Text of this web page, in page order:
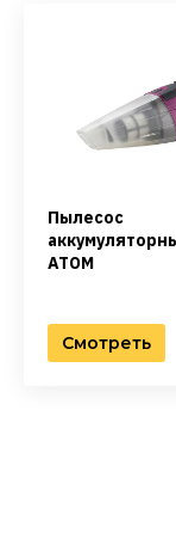
Пылесос
АТОМ
Смотреть